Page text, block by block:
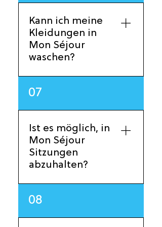
Verantwortlichen von
Mon Séjour in
Verbindung, damit
dieser die
notwendigen
Reparaturen
vornehmen kann.
Kann ich meine
Kleidungen in
Mon Séjour
waschen?
Ja, es steht
Waschmaschinen und
Wäschetrockner zur
Verfügung, ebenso
wie Waschpulver.
07
Ist es möglich, in
Mon Séjour
Sitzungen
abzuhalten?
Ja, es gibt einen
kleinen Raum für
Sitzungen mit
08